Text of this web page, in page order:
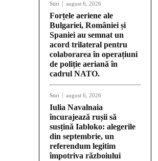
Stiri august 6, 2026
Forțele aeriene ale
Bulgariei, României și
Spaniei au semnat un
acord trilateral pentru
colaborarea în operațiuni
de poliție aeriană în
cadrul NATO.
Stiri august 6, 2026
Iulia Navalnaia
încurajează rușii să
susțină Iabloko: alegerile
din septembrie, un
referendum legitim
împotriva războiului